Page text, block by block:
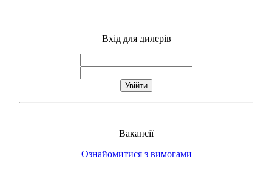
Вхід для дилерів
Вакансії
Ознайомитися з вимогами